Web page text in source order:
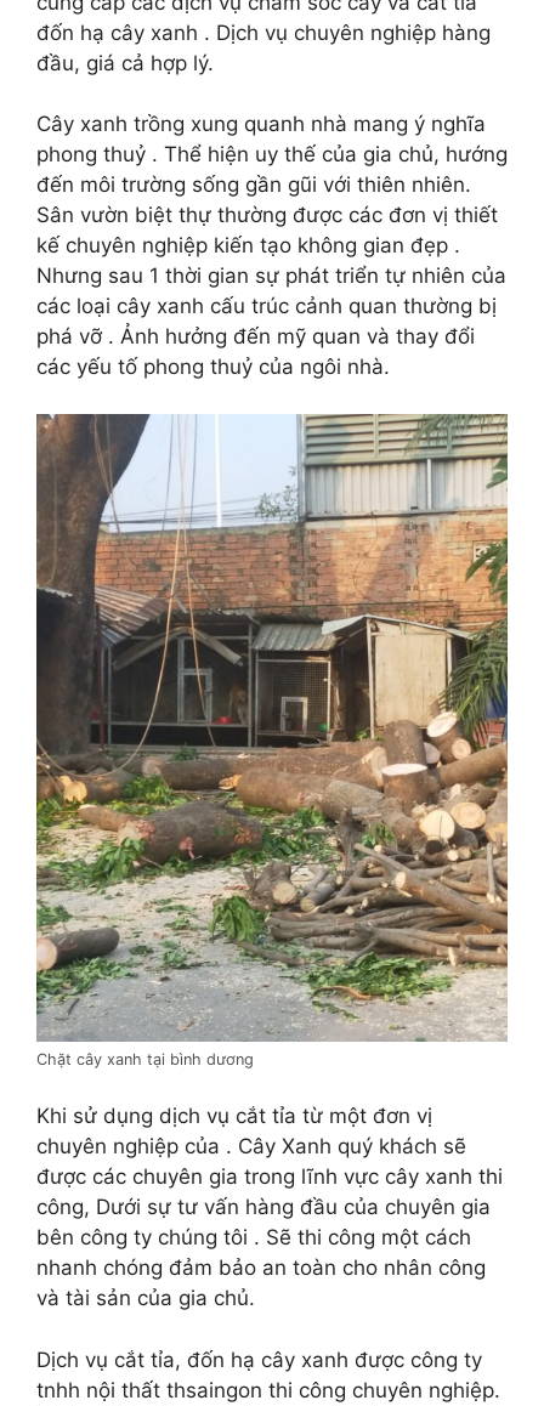
đốn hạ cây xanh . Dịch vụ chuyên nghiệp hàng
đầu, giá cả hợp lý.
Cây xanh trồng xung quanh nhà mang ý nghĩa
phong thuỷ . Thể hiện uy thế của gia chủ, hướng
đến môi trường sống gần gũi với thiên nhiên.
Sân vườn biệt thự thường được các đơn vị thiết
kế chuyên nghiệp kiến tạo không gian đẹp .
Nhưng sau 1 thời gian sự phát triển tự nhiên của
các loại cây xanh cấu trúc cảnh quan thường bị
phá vỡ . Ảnh hưởng đến mỹ quan và thay đổi
các yếu tố phong thuỷ của ngôi nhà.
Chặt cây xanh tại bình dương
Khi sử dụng dịch vụ cắt tỉa từ một đơn vị
chuyên nghiệp của . Cây Xanh quý khách sẽ
được các chuyên gia trong lĩnh vực cây xanh thi
công, Dưới sự tư vấn hàng đầu của chuyên gia
bên công ty chúng tôi . Sẽ thi công một cách
nhanh chóng đảm bảo an toàn cho nhân công
và tài sản của gia chủ.
Dịch vụ cắt tỉa, đốn hạ cây xanh được công ty
tnhh nội thất thsaingon thi công chuyên nghiệp.